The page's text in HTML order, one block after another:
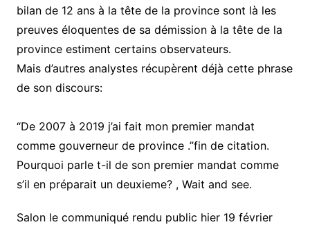
bilan de 12 ans à la tête de la province sont là les
preuves éloquentes de sa démission à la tête de la
province estiment certains observateurs.
Mais d’autres analystes récupèrent déjà cette phrase
de son discours:
“De 2007 à 2019 j’ai fait mon premier mandat
comme gouverneur de province .”fin de citation.
Pourquoi parle t-il de son premier mandat comme
s’il en préparait un deuxieme? , Wait and see.
Salon le communiqué rendu public hier 19 février